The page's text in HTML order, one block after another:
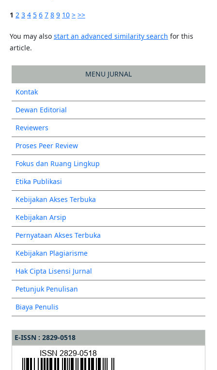
1 2 3 4 5 6 7 8 9 10 > >>
You may also start an advanced similarity search for this
article.
MENU JURNAL
Kontak
Dewan Editorial
Reviewers
Proses Peer Review
Fokus dan Ruang Lingkup
Etika Publikasi
Kebijakan Akses Terbuka
Kebijakan Arsip
Pernyataan Akses Terbuka
Kebijakan Plagiarisme
Hak Cipta Lisensi Jurnal
Petunjuk Penulisan
Biaya Penulis
E-ISSN : 2829-0518